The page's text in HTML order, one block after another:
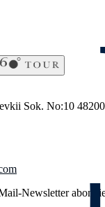
Sok. No:10
Newsletter